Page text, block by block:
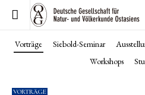
Vorträge Siebold-Seminar
Workshops
VORTRÄGE